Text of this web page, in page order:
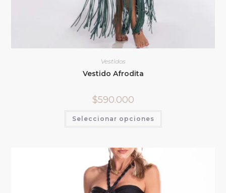
Vestidos
Vestido Afrodita
$590.000
Seleccionar opciones